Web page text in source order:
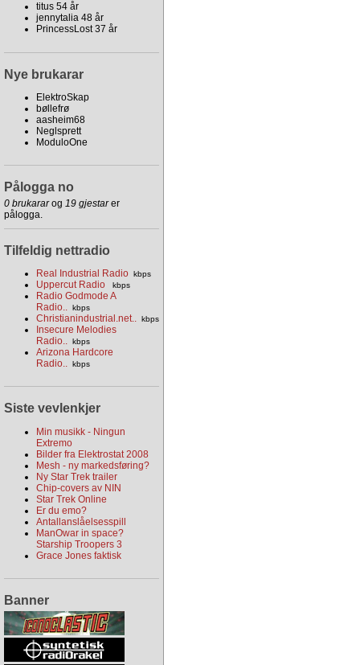
titus 54 år
jennytalia 48 år
PrincessLost 37 år
Nye brukarar
ElektroSkap
bøllefrø
aasheim68
Neglsprett
ModuloOne
Pålogga no
0 brukararog 19 gjestarer
pålogga.
Tilfeldig nettradio
Real Industrial Radio kbps
Uppercut Radio kbps
Radio Godmode A
Radio.. kbps
Christianindustrial.net.. kbps
Insecure Melodies
Radio.. kbps
Arizona Hardcore
Radio.. kbps
Siste vevlenkjer
Min musikk - Ningun
Extremo
Bilder fra Elektrostat 2008
Mesh - ny markedsføring?
Ny Star Trek trailer
Chip-covers av NIN
Star Trek Online
Er du emo?
Antallanslåelsesspill
ManOwar in space?
Starship Troopers 3
Grace Jones faktisk
Banner